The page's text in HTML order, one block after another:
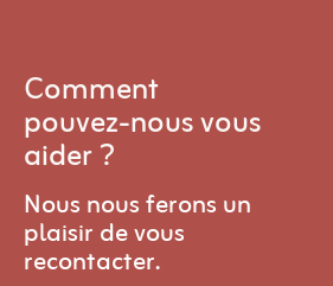
Comment
pouvez-nous vous
aider ?
Nous nous ferons un
plaisir de vous
recontacter.